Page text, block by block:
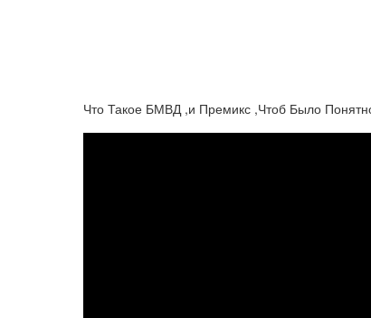
Что Такое БМВД ,и Премикс ,Чтоб Было